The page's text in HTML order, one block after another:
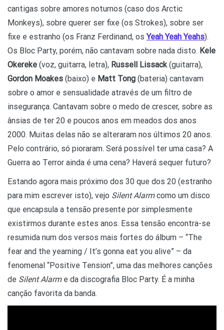
cantigas sobre amores noturnos (caso dos Arctic
Monkeys), sobre querer ser fixe (os Strokes), sobre ser
fixe e estranho (os Franz Ferdinand, osYeah Yeah Yeahs).
Os Bloc Party, porém, não cantavam sobre nada disto. Kele
Okereke (voz, guitarra, letra), Russell Lissack (guitarra),
Gordon Moakes (baixo) e Matt Tong (bateria) cantavam
sobre o amor e sensualidade através de um filtro de
insegurança. Cantavam sobre o medo de crescer, sobre as
ânsias de ter 20 e poucos anos em meados dos anos
2000. Muitas delas não se alteraram nos últimos 20 anos.
Pelo contrário, só pioraram. Será possível ter uma casa? A
Guerra ao Terror ainda é uma cena? Haverá sequer futuro?
Estando agora mais próximo dos 30 que dos 20 (estranho
para mim escrever isto), vejo Silent Alarmcomo um disco
que encapsula a tensão presente por simplesmente
existirmos durante estes anos. Essa tensão encontra-se
resumida num dos versos mais fortes do álbum – “The
fear and the yearning / It’s gonna eat you alive” – da
fenomenal “Positive Tension”, uma das melhores canções
de Silent Alarme da discografia Bloc Party. É a minha
canção favorita da banda.